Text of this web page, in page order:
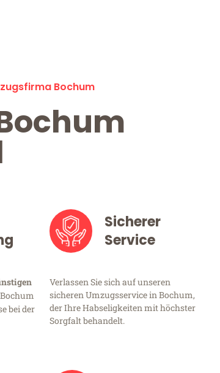
Bochum
bei der
Sicherer
Service
Verlassen Sie sich auf unseren
sicheren Umzugsservice in Bochum,
der Ihre Habseligkeiten mit höchster
Sorgfalt behandelt.